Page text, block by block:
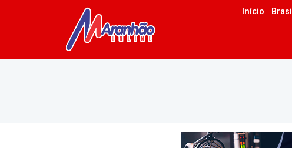
Início Brasil